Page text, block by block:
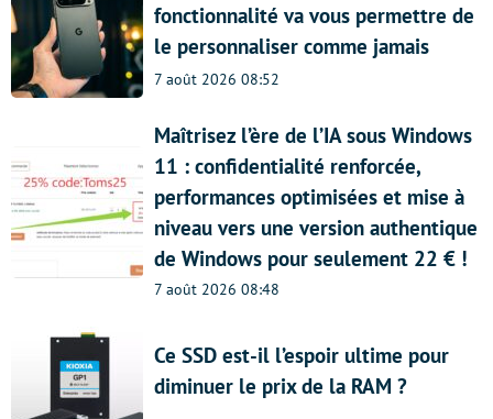
fonctionnalité va vous permettre de
le personnaliser comme jamais
7 août 2026 08:52
Maîtrisez l’ère de l’IA sous Windows
11 : confidentialité renforcée,
performances optimisées et mise à
niveau vers une version authentique
de Windows pour seulement 22 € !
7 août 2026 08:48
Ce SSD est-il l’espoir ultime pour
diminuer le prix de la RAM ?